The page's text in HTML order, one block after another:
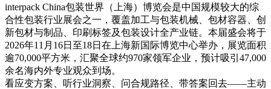
interpack China包装世界（上海）博览会是中国规模较大的综
合性包装行业展会之一，覆盖加工与包装机械、包材容器、创
新包材与制品、印刷标签及包装设计全产业链。本届盛会将于
2026年11月16日至18日在上海新国际博览中心举办，展览面积
逾70,000平方米，汇聚全球约970家领军企业，预计吸引47,000
余名海内外专业观众到场。
看应变方案、听行业洞察、问合规路径、带答案回去——主动